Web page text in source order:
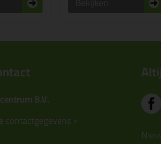
B.V.
contactgegevens >